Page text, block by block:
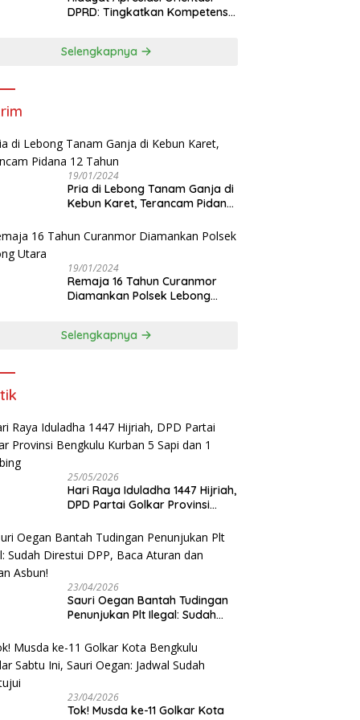
DPRD: Tingkatkan Kompetensi
Selengkapnya
19/01/2024
Pria di Lebong Tanam Ganja di
Kebun Karet, Terancam Pidana
19/01/2024
Remaja 16 Tahun Curanmor
Diamankan Polsek Lebong
Selengkapnya
25/05/2026
Hari Raya Iduladha 1447 Hijriah,
DPD Partai Golkar Provinsi
Kambing
23/04/2026
Sauri Oegan Bantah Tudingan
Penunjukan Plt Ilegal: Sudah
Jangan Asbun!
23/04/2026
‎Tok! Musda ke-11 Golkar Kota